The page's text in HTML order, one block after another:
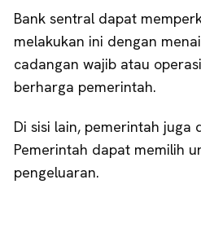
Bank sentral dapat
melakukan ini dengan
cadangan wajib atau
berharga pemerintah.
Di sisi lain, pemerintah juga
Pemerintah dapat memilih
pengeluaran.